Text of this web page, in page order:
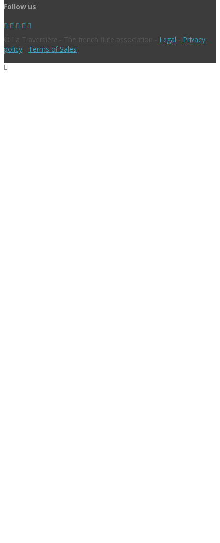
Follow us
© La Traversière - The french flute association - Legal - Privacy
policy - Terms of Sales